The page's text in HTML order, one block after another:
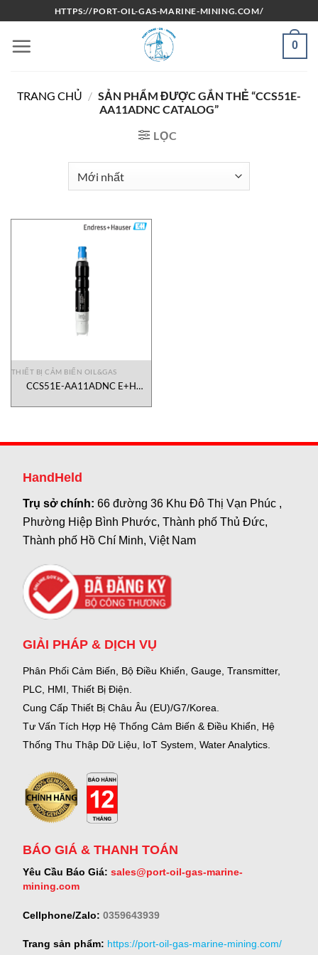
qua
nội
HTTPS://PORT-OIL-GAS-MARINE-MINING.COM/
0
TRANG CHỦ / SẢN PHẨM ĐƯỢC GẮN THẺ “CCS51E-
AA11ADNC CATALOG”
LỌC
THIẾT BỊ CẢM BIẾN OIL&GAS
CCS51E-AA11ADNC E+H
HandHeld
Trụ sở chính:66 đường 36 Khu Đô Thị Vạn Phúc ,
Phường Hiệp Bình Phước, Thành phố Thủ Đức,
Thành phố Hồ Chí Minh, Việt Nam
GIẢI PHÁP & DỊCH VỤ
Phân Phối Cảm Biến, Bộ Điều Khiển, Gauge, Transmitter,
PLC, HMI, Thiết Bị Điện.
Cung Cấp Thiết Bị Châu Âu (EU)/G7/Korea.
Tư Vấn Tích Hợp Hệ Thống Cảm Biến & Điều Khiển, Hệ
Thống Thu Thập Dữ Liệu, IoT System, Water Analytics.
BÁO GIÁ & THANH TOÁN
Yêu Cầu Báo Giá: sales@port-oil-gas-marine-
mining.com
Cellphone/Zalo: 0359643939
Trang sản phẩm: https://port-oil-gas-marine-mining.com/